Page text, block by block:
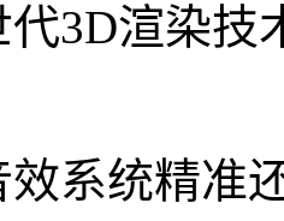
代3D渲染
系统精准